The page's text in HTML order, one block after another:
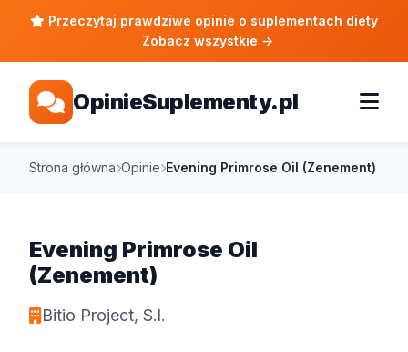
Przeczytaj prawdziwe opinie o suplementach diety
Zobacz wszystkie →
OpinieSuplementy.pl
Strona główna Opinie Evening Primrose Oil (Zenement)
Evening Primrose Oil
(Zenement)
Bitio Project, S.l.